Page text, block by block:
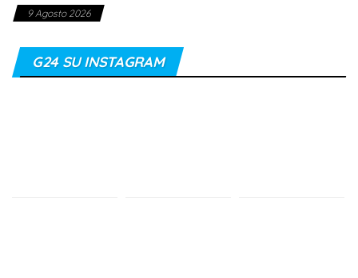
9 Agosto 2026
G24 SU INSTAGRAM